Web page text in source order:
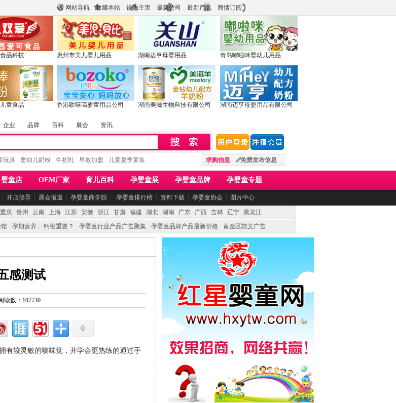
网站导航 收藏本站 设为主页 最新公司 最新产品 商情订阅
品科技 惠州市美儿婴儿用品 湖南迈亨母婴用品 青岛嘟啦咪婴幼儿用品
童食品 香港欧嘻高婴童用品公司 湖南美滋生物科技有限公司 湖南迈亨母婴用品有限公司
企业 品牌 百科 展会 资讯
求购信息 免费发布信息
玩具 婴幼儿奶粉 牛初乳 早教加盟 儿童夏季童装
婴童店 OEM厂家 育儿百科 孕婴童展 孕婴童品牌 孕婴童专题
┆ 开店指导 ┆ 展会报道 ┆ 孕婴童商学院 ┆ 孕婴童排行榜 ┆ 资料下载 ┆ 孕婴童协会 ┆ 图片中心
重庆 贵州 云南 上海 江苏 安徽 浙江 甘肃 福建 湖北 湖南 广东 广西 吉林 辽宁 黑龙江
孕期营养 -- 钙很重要？ 孕婴童行业产品广告聚集 孕婴童品牌产品最新价格 黄金区软文广告
感测试
读数：107730
0
有较灵敏的嗅味觉，并学会更熟练的通过手